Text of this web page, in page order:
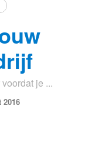
je ...
2016